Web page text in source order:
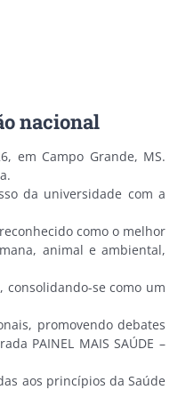
nacional
em Campo Grande, MS.
da universidade com a
como o melhor
animal e ambiental,
consolidando-se como um
promovendo debates
PAINEL MAIS SAÚDE –
aos princípios da Saúde